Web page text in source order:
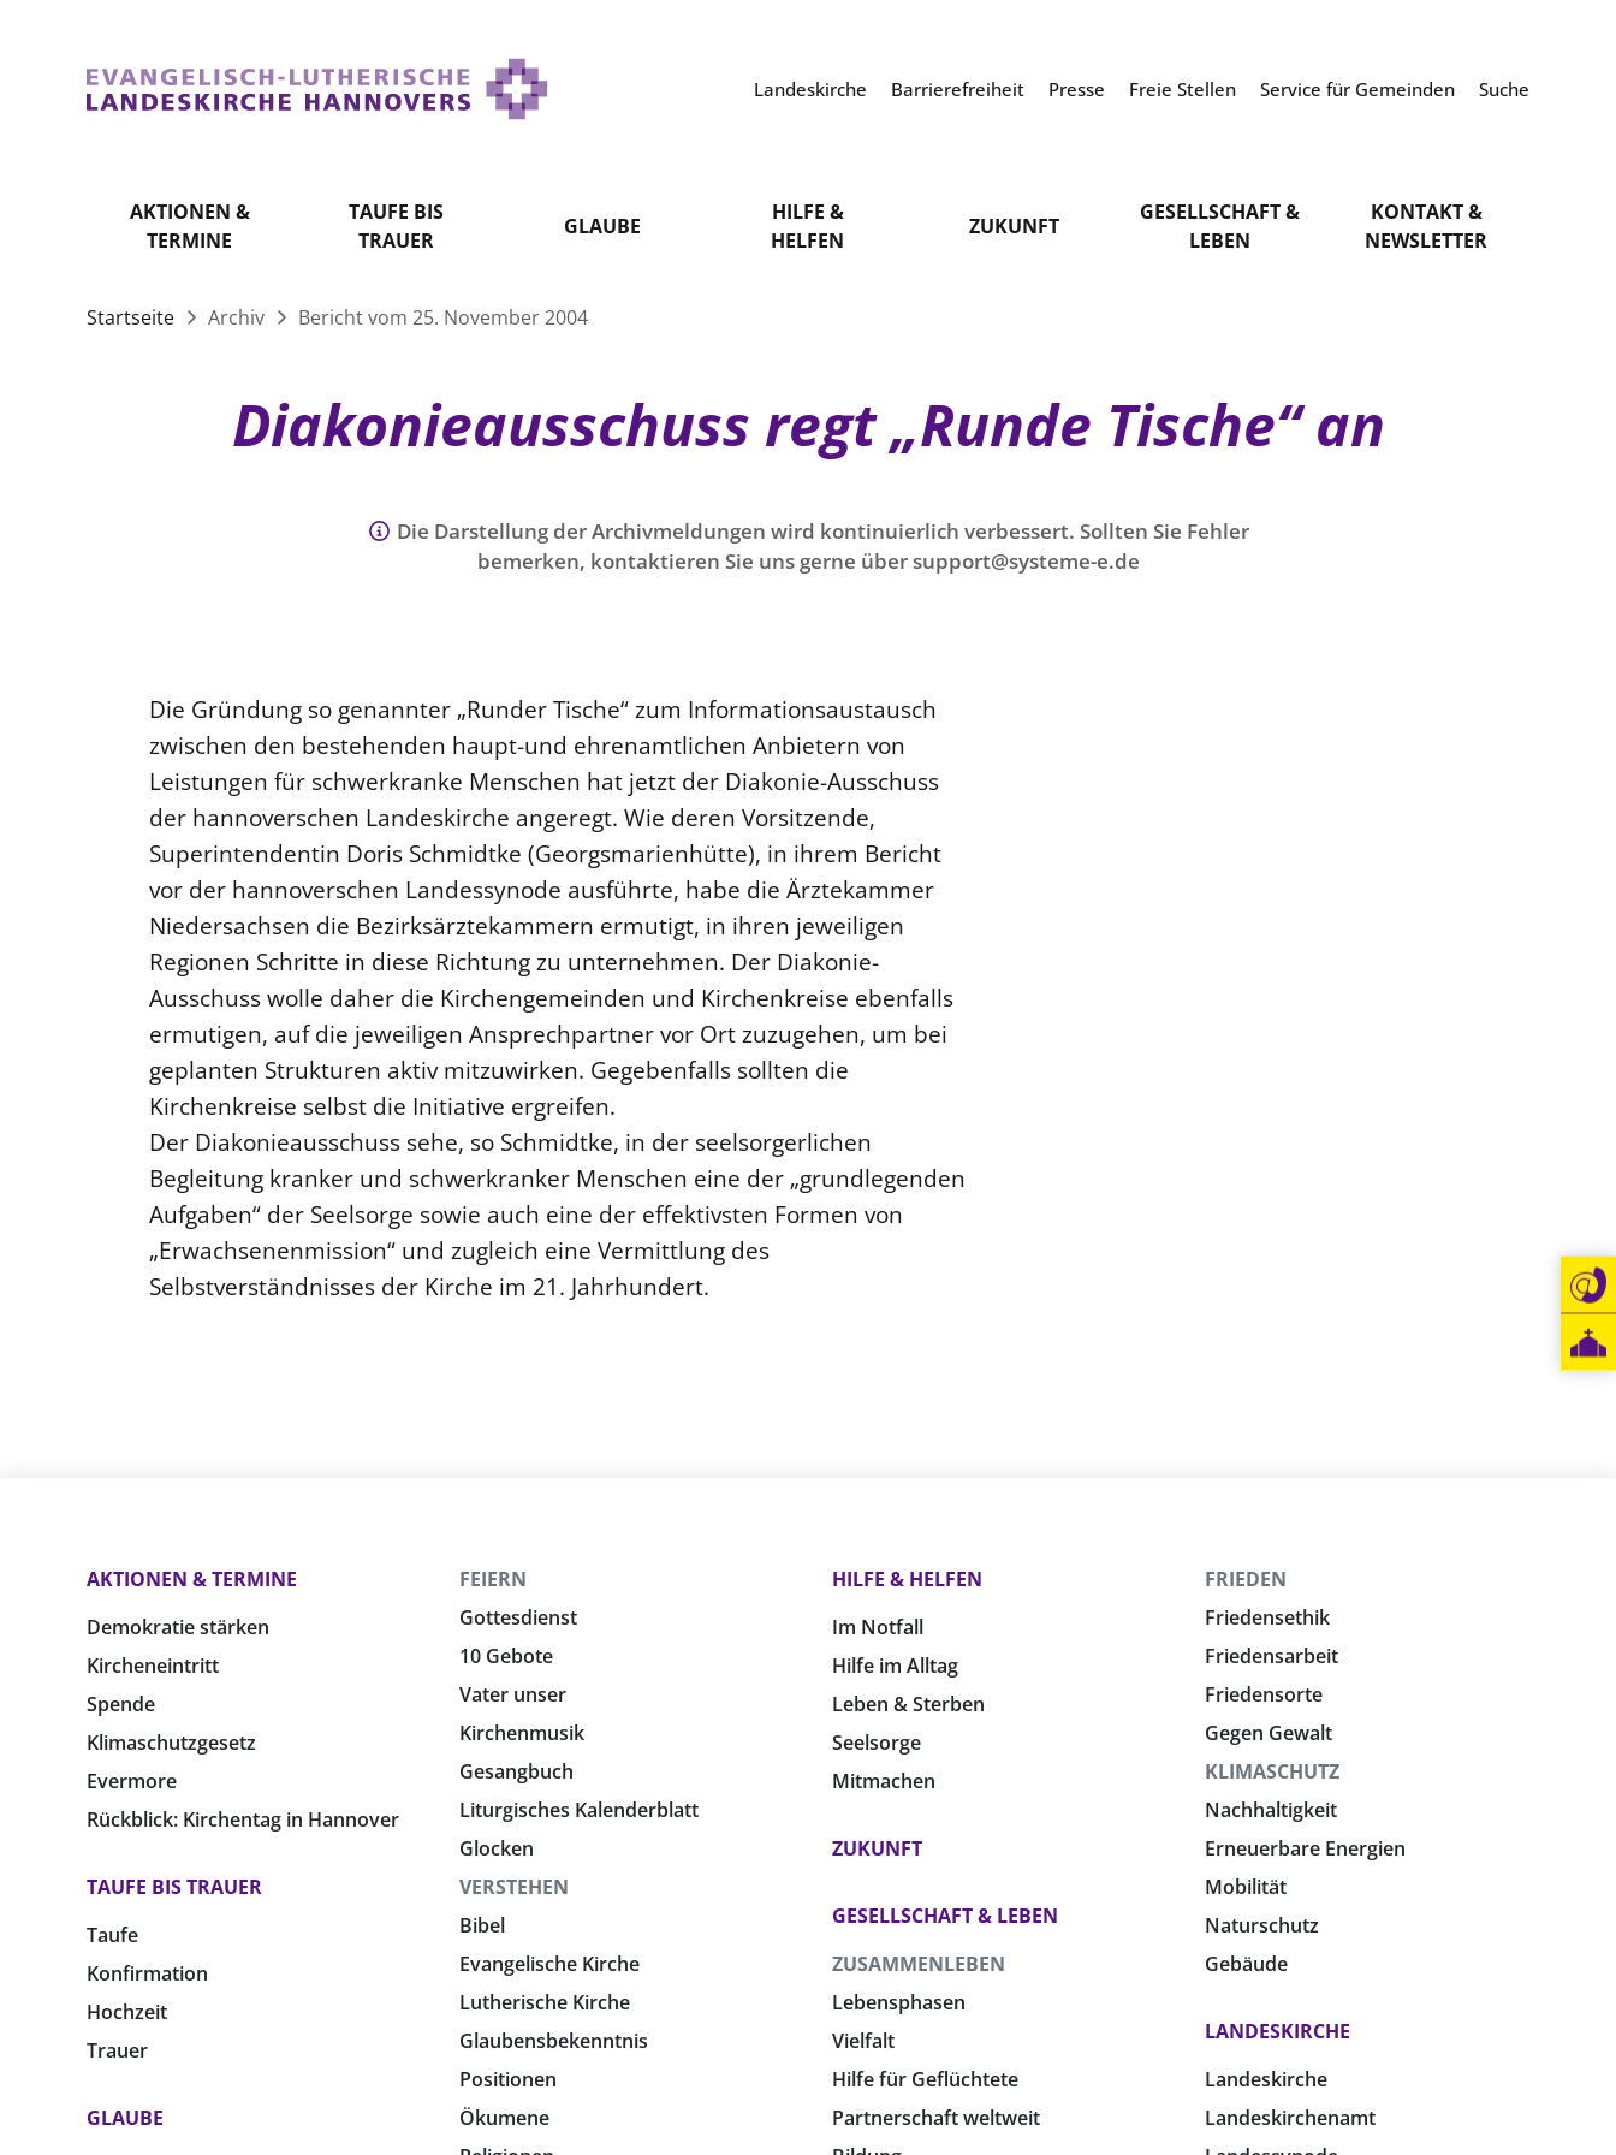
Landeskirche Barrierefreiheit Presse Freie Stellen Service für Gemeinden Suche
AKTIONEN &
TERMINE
TAUFE BIS
TRAUER
GLAUBE
HILFE &
HELFEN
ZUKUNFT
GESELLSCHAFT &
LEBEN
KONTAKT &
NEWSLETTER
Startseite Archiv Bericht vom 25. November 2004
Diakonieausschuss regt „Runde Tische“ an
Die Darstellung der Archivmeldungen wird kontinuierlich verbessert. Sollten Sie Fehler
bemerken, kontaktieren Sie uns gerne über support@systeme-e.de
Die Gründung so genannter „Runder Tische“ zum Informationsaustausch
zwischen den bestehenden haupt-und ehrenamtlichen Anbietern von
Leistungen für schwerkranke Menschen hat jetzt der Diakonie-Ausschuss
der hannoverschen Landeskirche angeregt. Wie deren Vorsitzende,
Superintendentin Doris Schmidtke (Georgsmarienhütte), in ihrem Bericht
vor der hannoverschen Landessynode ausführte, habe die Ärztekammer
Niedersachsen die Bezirksärztekammern ermutigt, in ihren jeweiligen
Regionen Schritte in diese Richtung zu unternehmen. Der Diakonie-
Ausschuss wolle daher die Kirchengemeinden und Kirchenkreise ebenfalls
ermutigen, auf die jeweiligen Ansprechpartner vor Ort zuzugehen, um bei
geplanten Strukturen aktiv mitzuwirken. Gegebenfalls sollten die
Kirchenkreise selbst die Initiative ergreifen.
Der Diakonieausschuss sehe, so Schmidtke, in der seelsorgerlichen
Begleitung kranker und schwerkranker Menschen eine der „grundlegenden
Aufgaben“ der Seelsorge sowie auch eine der effektivsten Formen von
„Erwachsenenmission“ und zugleich eine Vermittlung des
Selbstverständnisses der Kirche im 21. Jahrhundert.
AKTIONEN & TERMINE
Demokratie stärken
Kircheneintritt
Spende
Klimaschutzgesetz
Evermore
Rückblick: Kirchentag in Hannover
TAUFE BIS TRAUER
Taufe
Konfirmation
Hochzeit
Trauer
GLAUBE
FEIERN
Gottesdienst
10 Gebote
Vater unser
Kirchenmusik
Gesangbuch
Liturgisches Kalenderblatt
Glocken
VERSTEHEN
Bibel
Evangelische Kirche
Lutherische Kirche
Glaubensbekenntnis
Positionen
Ökumene
HILFE & HELFEN
Im Notfall
Hilfe im Alltag
Leben & Sterben
Seelsorge
Mitmachen
ZUKUNFT
GESELLSCHAFT & LEBEN
ZUSAMMENLEBEN
Lebensphasen
Vielfalt
Hilfe für Geflüchtete
Partnerschaft weltweit
FRIEDEN
Friedensethik
Friedensarbeit
Friedensorte
Gegen Gewalt
KLIMASCHUTZ
Nachhaltigkeit
Erneuerbare Energien
Mobilität
Naturschutz
Gebäude
LANDESKIRCHE
Landeskirche
Landeskirchenamt